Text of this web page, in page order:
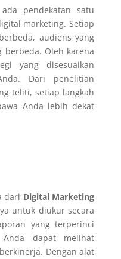
pendekatan satu
marketing. Setiap
audiens yang
berbeda. Oleh karena
yang disesuaikan
Dari penelitian
teliti, setiap langkah
Anda lebih dekat
dari Digital Marketing
untuk diukur secara
yang terperinci
dapat melihat
Dengan alat